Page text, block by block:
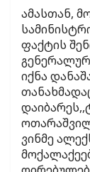
ამასთან,
ფაქტის
იქნა
ვინმე